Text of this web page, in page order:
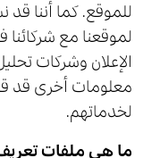
للموقع. كما أننا
لموقعنا مع
الإعلان وشركات
معلومات أخرى قد
لخدماتهم.
ما هي ملفات تعريف